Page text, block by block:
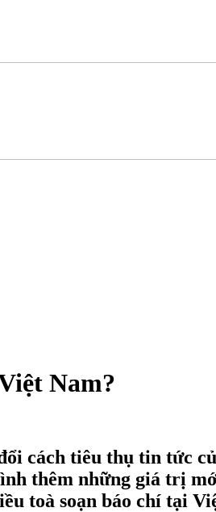
Nam?
cách tiêu thụ tin tức
thêm những giá trị
toà soạn báo chí tại